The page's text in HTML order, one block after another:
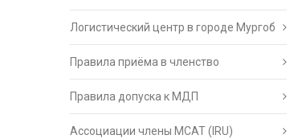
Логистический центр в городе Мургоб
Правила приёма в членство
Правила допуска к МДП
Ассоциации члены МСАТ (IRU)